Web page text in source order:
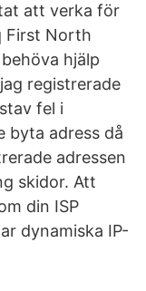
att verka för
First North
hjälp
registrerade
fel i
byta adress då
adressen
skidor. Att
din ISP
dynamiska IP-